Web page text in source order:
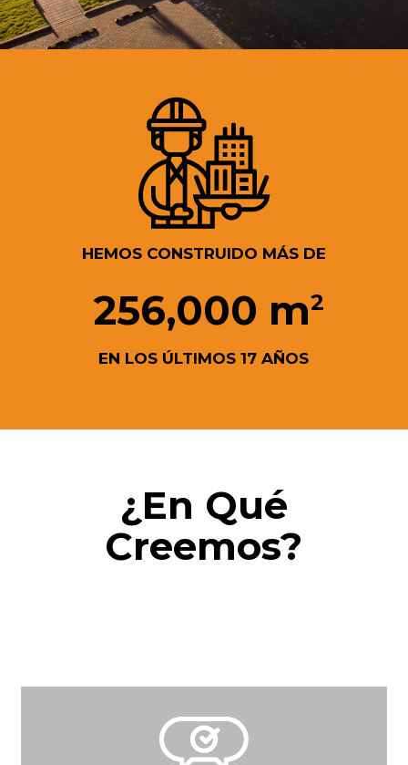
HEMOS CONSTRUIDO MÁS DE
256,000 m2
EN LOS ÚLTIMOS 17 AÑOS
¿En Qué
Creemos?